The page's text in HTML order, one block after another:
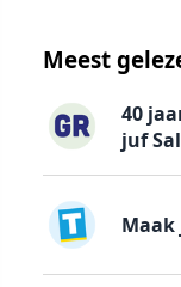
Meest
40
juf
Maak